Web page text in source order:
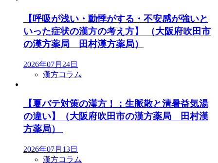
【呼吸が浅い・動悸がする・不安感が強いと
いった症状の漢方の考え方】 （大阪府吹田市
の漢方薬局 田村漢方薬局）
2026年07月24日
漢方コラム
【夏バテ対策の漢方！：生脈散と清暑益気湯
の違い】（大阪府吹田市の漢方薬局 田村漢
方薬局）
2026年07月13日
漢方コラム